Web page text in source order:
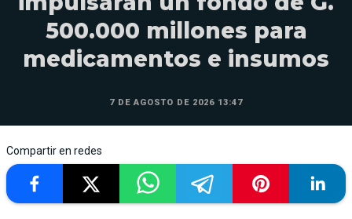
500.000 millones para
medicamentos e insumos
7 DE AGOSTO DE 2026 13:47
Compartir en redes